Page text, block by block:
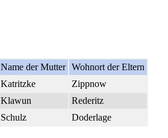
Name der Mutter Wohnort der Eltern
Katritzke
Zippnow
Klawun
Rederitz
Schulz Doderlage